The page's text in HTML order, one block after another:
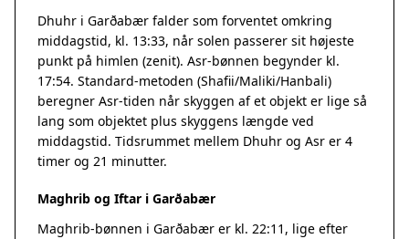
Dhuhr i Garðabær falder som forventet omkring
middagstid, kl. 13:33, når solen passerer sit højeste
punkt på himlen (zenit). Asr-bønnen begynder kl.
17:54. Standard-metoden (Shafii/Maliki/Hanbali)
beregner Asr-tiden når skyggen af et objekt er lige så
lang som objektet plus skyggens længde ved
middagstid. Tidsrummet mellem Dhuhr og Asr er 4
timer og 21 minutter.
Maghrib og Iftar i Garðabær
Maghrib-bønnen i Garðabær er kl. 22:11, lige efter